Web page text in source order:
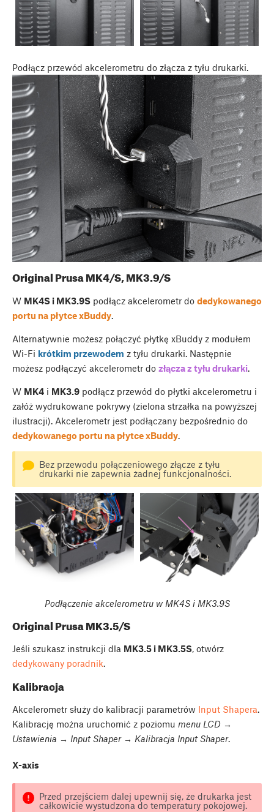
Podłącz przewód akcelerometru do złącza z tyłu drukarki.
Original Prusa MK4/S, MK3.9/S
W MK4S i MK3.9S podłącz akcelerometr do dedykowanego
portu na płytce xBuddy.
Alternatywnie możesz połączyć płytkę xBuddy z modułem
Wi-Fi krótkim przewodem z tyłu drukarki. Następnie
możesz podłączyć akcelerometr do złącza z tyłu drukarki.
W MK4 i MK3.9 podłącz przewód do płytki akcelerometru i
załóż wydrukowane pokrywy (zielona strzałka na powyższej
ilustracji). Akcelerometr jest podłączany bezpośrednio do
dedykowanego portu na płytce xBuddy.
Bez przewodu połączeniowego złącze z tyłu
drukarki nie zapewnia żadnej funkcjonalności.
Podłączenie akcelerometru w MK4S i MK3.9S
Original Prusa MK3.5/S
Jeśli szukasz instrukcji dla MK3.5 i MK3.5S, otwórz
dedykowany poradnik.
Kalibracja
Akcelerometr służy do kalibracji parametrów Input Shapera.
Kalibrację można uruchomić z poziomu menu LCD →
Ustawienia → Input Shaper → Kalibracja Input Shaper.
X-axis
Przed przejściem dalej upewnij się, że drukarka jest
całkowicie wystudzona do temperatury pokojowej.